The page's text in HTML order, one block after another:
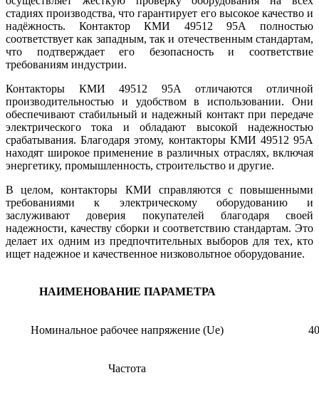
стадиях производства, что гарантирует его высокое качество и
надёжность. Контактор КМИ 49512 95А полностью
соответствует как западным, так и отечественным стандартам,
что подтверждает его безопасность и соответствие
требованиям индустрии.
Контакторы КМИ 49512 95А отличаются отличной
производительностью и удобством в использовании. Они
обеспечивают стабильный и надежный контакт при передаче
электрического тока и обладают высокой надежностью
срабатывания. Благодаря этому, контакторы КМИ 49512 95А
находят широкое применение в различных отраслях, включая
энергетику, промышленность, строительство и другие.
В целом, контакторы КМИ справляются с повышенными
требованиями к электрическому оборудованию и
заслуживают доверия покупателей благодаря своей
надежности, качеству сборки и соответствию стандартам. Это
делает их одним из предпочтительных выборов для тех, кто
ищет надежное и качественное низковольтное оборудование.
НАИМЕНОВАНИЕ ПАРАМЕТРА
Номинальное рабочее напряжение (Ue)
Частота